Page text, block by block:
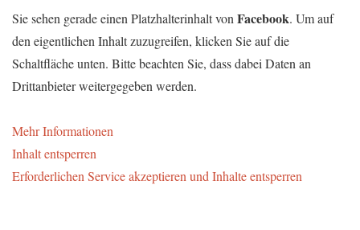
Sie sehen gerade einen Platzhalterinhalt vonFacebook. Um auf
den eigentlichen Inhalt zuzugreifen, klicken Sie auf die
Schaltfläche unten. Bitte beachten Sie, dass dabei Daten an
Drittanbieter weitergegeben werden.
Mehr Informationen
Inhalt entsperren
Erforderlichen Service akzeptieren und Inhalte entsperren